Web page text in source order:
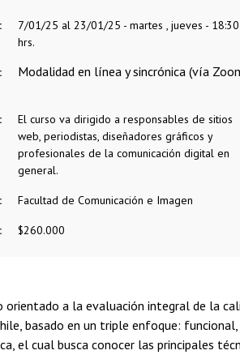
7/01/25 al 23/01/25 - martes , jueves - 18:30
hrs.
Modalidad en línea y sincrónica (vía
El curso va dirigido a responsables de sitios
web, periodistas, diseñadores gráficos y
profesionales de la comunicación digital en
general.
Facultad de Comunicación e Imagen
$260.000
orientado a la evaluación integral de la
basado en un triple enfoque: funcional,
el cual busca conocer las principales